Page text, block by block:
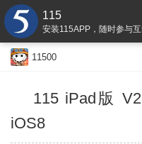
115
安装115APP，随时参与
11500
115 iPad版
iOS8